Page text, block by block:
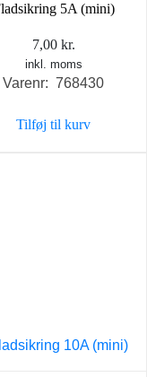
5A (mini)
7,00 kr.
inkl. moms
Varenr: 768430
Tilføj til kurv